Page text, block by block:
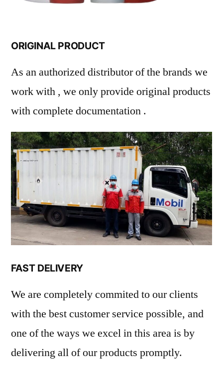
ORIGINAL PRODUCT
As an authorized distributor of the brands we
work with , we only provide original products
with complete documentation .
FAST DELIVERY
We are completely commited to our clients
with the best customer service possible, and
one of the ways we excel in this area is by
delivering all of our products promptly.